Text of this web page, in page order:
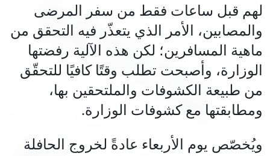
لهم قبل ساعات فقط من سفر المرضى
والمصابين، الأمر الذي يتعذّر فيه التحقق من
ماهية المسافرين؛ لكن هذه الآلية رفضتها
الوزارة، وأصبحت تطلب وقتًا كافيًا للتحقّق
من طبيعة الكشوفات والملتحقين بها،
ومطابقتها مع كشوفات الوزارة.
ويُخصّص يوم الأربعاء عادةً لخروج الحافلة